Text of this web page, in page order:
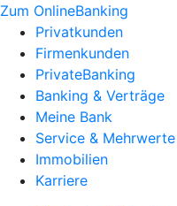
Zum OnlineBanking
Privatkunden
Firmenkunden
PrivateBanking
Banking & Verträge
Meine Bank
Service & Mehrwerte
Immobilien
Karriere